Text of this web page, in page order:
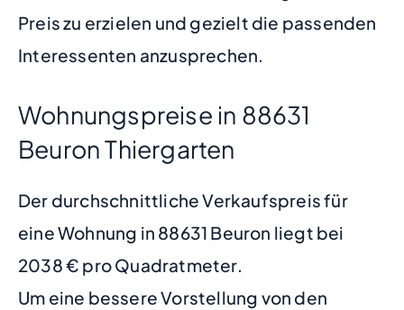
Preis zu erzielen und gezielt die passenden
Interessenten anzusprechen.
Wohnungspreise in 88631
Beuron Thiergarten
Der durchschnittliche Verkaufspreis für
eine Wohnung in 88631 Beuron liegt bei
2038 € pro Quadratmeter.
Um eine bessere Vorstellung von den